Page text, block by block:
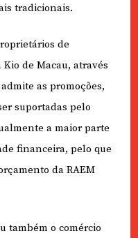
tradicionais.
de
de Macau, através
as promoções,
suportadas pelo
a maior parte
financeira, pelo que
da RAEM
também o comércio